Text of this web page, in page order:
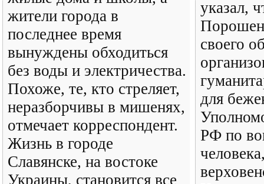
жители города в
последнее время
вынуждены обходиться
без воды и электричества.
Похоже, те, кто стреляет,
неразборчивы в мишенях,
отмечает корреспондент.
Жизнь в городе
Славянске, на востоке
Украины, становится все
указал,
своего
для
РФ по